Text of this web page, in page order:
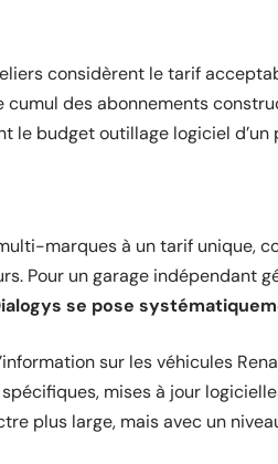
considèrent le tarif
des abonnements
le budget outillage logiciel d’un
marques à un tarif unique,
Pour un garage indépendant
se pose
sur les véhicules
mises à jour
plus large, mais avec un